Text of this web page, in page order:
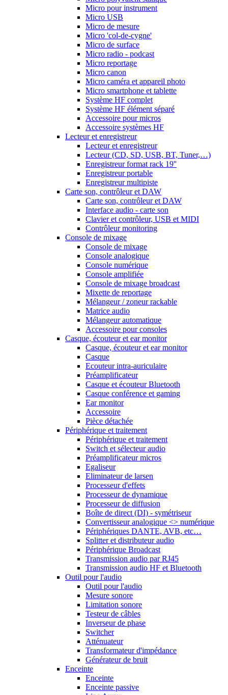
Micro pour instrument
Micro USB
Micro de mesure
Micro 'col-de-cygne'
Micro de surface
Micro radio - podcast
Micro reportage
Micro canon
Micro caméra et appareil photo
Micro smartphone et tablette
Système HF complet
Système HF élément séparé
Accessoire pour micros
Accessoire systèmes HF
Lecteur et enregistreur
Lecteur et enregistreur
Lecteur (CD, SD, USB, BT, Tuner,…)
Enregistreur format rack 19''
Enregistreur portable
Enregistreur multipiste
Carte son, contrôleur et DAW
Carte son, contrôleur et DAW
Interface audio - carte son
Clavier et contrôleur, USB et MIDI
Contrôleur monitoring
Console de mixage
Console de mixage
Console analogique
Console numérique
Console amplifiée
Console de mixage broadcast
Mixette de reportage
Mélangeur / zoneur rackable
Matrice audio
Mélangeur automatique
Accessoire pour consoles
Casque, écouteur et ear monitor
Casque, écouteur et ear monitor
Casque
Ecouteur intra-auriculaire
Préamplificateur
Casque et écouteur Bluetooth
Casque conférence et gaming
Ear monitor
Accessoire
Pièce détachée
Périphérique et traitement
Périphérique et traitement
Switch et sélecteur audio
Préamplificateur micros
Egaliseur
Eliminateur de larsen
Processeur d'effets
Processeur de dynamique
Processeur de diffusion
Boîte de direct (DI) - symétriseur
Convertisseur analogique <> numérique
Périphériques DANTE, AVB, etc…
Splitter et distributeur audio
Périphérique Broadcast
Transmission audio par RJ45
Transmission audio HF et Bluetooth
Outil pour l'audio
Outil pour l'audio
Mesure sonore
Limitation sonore
Testeur de câbles
Inverseur de phase
Switcher
Atténuateur
Transformateur d'impédance
Générateur de bruit
Enceinte
Enceinte
Enceinte passive